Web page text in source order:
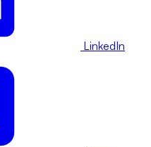
LinkedIn